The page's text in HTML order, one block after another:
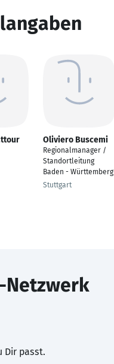
Oliviero Buscemi
Regionalmanager /
Standortleitung
Baden - Württemberg
Stuttgart
Netzwerk
Dir passt.